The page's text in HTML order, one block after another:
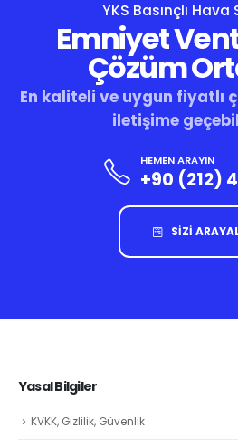
YKS Basınçlı
Emniyet
Çözüm
En kaliteli ve uygun fiyatlı
iletişime
HEMEN ARAYIN
+90 (212)
SİZİ
Yasal Bilgiler
KVKK, Gizlilik, Güvenlik